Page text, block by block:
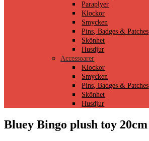
Paraplyer
Klockor
Smycken
Pins, Badges & Patches
Skönhet
Husdjur
Accessoarer
Klockor
Smycken
Pins, Badges & Patches
Skönhet
Husdjur
Bluey Bingo plush toy 20cm